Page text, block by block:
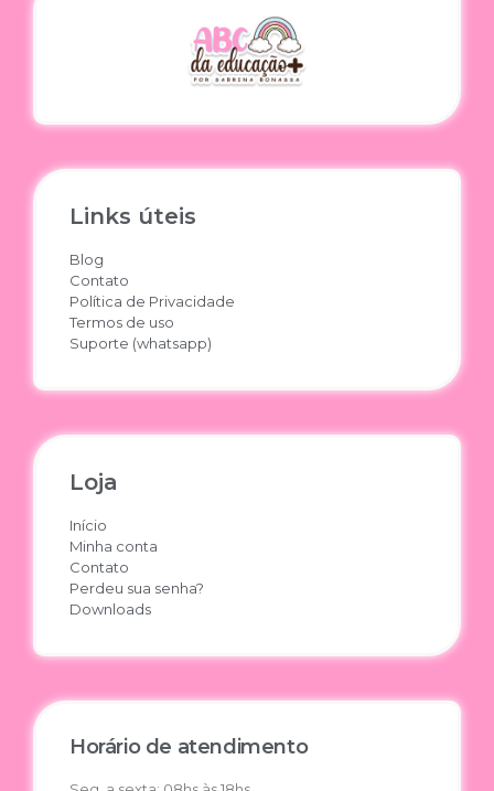
Links úteis
Blog
Contato
Política de Privacidade
Termos de uso
Suporte (whatsapp)
Loja
Início
Minha conta
Contato
Perdeu sua senha?
Downloads
Horário de atendimento